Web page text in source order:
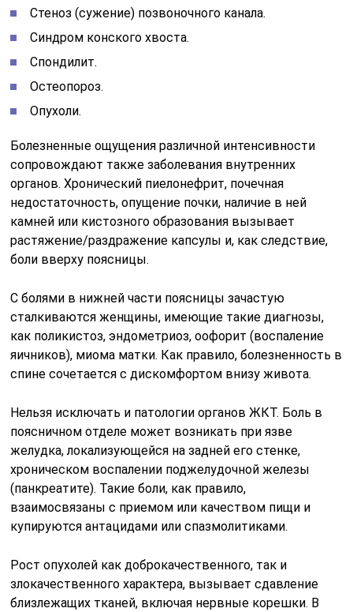
Стеноз (сужение) позвоночного канала.
Синдром конского хвоста.
Спондилит.
Остеопороз.
Опухоли.
Болезненные ощущения различной интенсивности
сопровождают также заболевания внутренних
органов. Хронический пиелонефрит, почечная
недостаточность, опущение почки, наличие в ней
камней или кистозного образования вызывает
растяжение/раздражение капсулы и, как следствие,
боли вверху поясницы.
С болями в нижней части поясницы зачастую
сталкиваются женщины, имеющие такие диагнозы,
как поликистоз, эндометриоз, оофорит (воспаление
яичников), миома матки. Как правило, болезненность в
спине сочетается с дискомфортом внизу живота.
Нельзя исключать и патологии органов ЖКТ. Боль в
поясничном отделе может возникать при язве
желудка, локализующейся на задней его стенке,
хроническом воспалении поджелудочной железы
(панкреатите). Такие боли, как правило,
взаимосвязаны с приемом или качеством пищи и
купируются антацидами или спазмолитиками.
Рост опухолей как доброкачественного, так и
злокачественного характера, вызывает сдавление
близлежащих тканей, включая нервные корешки. В